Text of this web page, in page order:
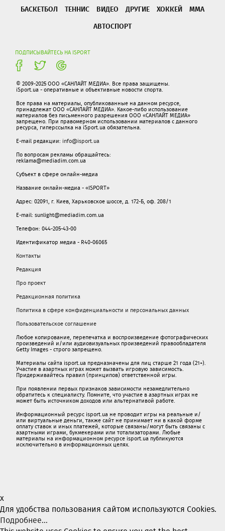
БАСКЕТБОЛ
ТЕННИС ВИДЕО ДРУГИЕ ХОККЕЙ
ММА
АВТОСПОРТ
ПОДПИСЫВАЙТЕСЬ НА ISPORT
© 2009-2025 ООО «САНЛАЙТ МЕДИА». Все права защищены.
iSport.ua - оперативные и объективные новости спорта.
Все права на материалы, опубликованные на данном ресурсе,
принадлежат ООО «САНЛАЙТ МЕДИА». Какое-либо использование
материалов без письменного разрешения ООО «САНЛАЙТ МЕДИА»
запрещено. При правомерном использовании материалов с данного
ресурса, гиперссылка на iSport.ua обязательна.
E-mail редакции: info@isport.ua
По вопросам рекламы обращайтесь:
reklama@mediadim.com.ua
Субъект в сфере онлайн-медиа
Название онлайн-медиа - «ISPORT»
Адрес: 02091, г. Киев, Харьковское шоссе, д. 172-Б, оф. 208/1
E-mail: sunlight@mediadim.com.ua
Телефон: 044-205-43-00
Идентификатор медиа - R40-06065
Контакты
Редакция
Про проект
Редакционная политика
Политика в сфере конфиденциальности и персональных данных
Пользовательское соглашение
Любое копирование, перепечатка и воспроизведение фотографических
произведений и/или аудиовизуальных произведений правообладателя
Getty Images - строго запрещено.
Материалы сайта isport.ua предназначены для лиц старше 21 года (21+).
Участие в азартных играх может вызвать игровую зависимость.
Придерживайтесь правил (принципов) ответственной игры.
При появлении первых признаков зависимости незамедлительно
обратитесь к специалисту. Помните, что участие в азартных играх не
может быть источником доходов или альтернативой работе.
Информационный ресурс isport.ua не проводит игры на реальные и/
или виртуальные деньги, также сайт не принимает ни в какой форме
oплaту ставок и иных платежей, которые связаны/могут быть связаны c
азартными игрaми, букмекерами или тотализаторами. Любые
материалы на информационном ресурсе isport.ua публикуютcя
исключительно в информационных целях.
x
Для удобства пользования сайтом используются Cookies.
Подробнее...